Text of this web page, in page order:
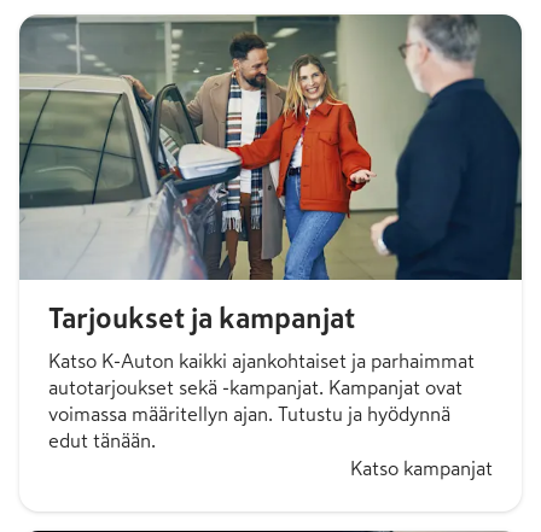
Tarjoukset ja kampanjat
Katso K-Auton kaikki ajankohtaiset ja parhaimmat
autotarjoukset sekä -kampanjat. Kampanjat ovat
voimassa määritellyn ajan. Tutustu ja hyödynnä
edut tänään.
Katso kampanjat